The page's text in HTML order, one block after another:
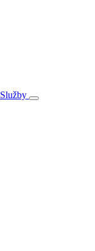
Služby